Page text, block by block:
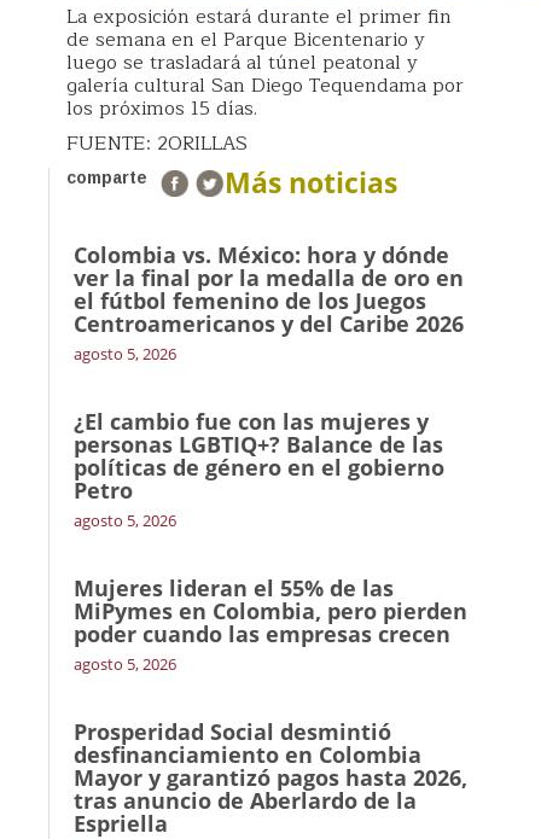
La exposición estará durante el primer fin
de semana en el Parque Bicentenario y
luego se trasladará al túnel peatonal y
galería cultural San Diego Tequendama por
los próximos 15 días.
FUENTE: 2ORILLAS
comparte Más noticias
Colombia vs. México: hora y dónde
ver la final por la medalla de oro en
el fútbol femenino de los Juegos
Centroamericanos y del Caribe 2026
agosto 5, 2026
¿El cambio fue con las mujeres y
personas LGBTIQ+? Balance de las
políticas de género en el gobierno
Petro
agosto 5, 2026
Mujeres lideran el 55% de las
MiPymes en Colombia, pero pierden
poder cuando las empresas crecen
agosto 5, 2026
Prosperidad Social desmintió
desfinanciamiento en Colombia
Mayor y garantizó pagos hasta 2026,
tras anuncio de Aberlardo de la
Espriella